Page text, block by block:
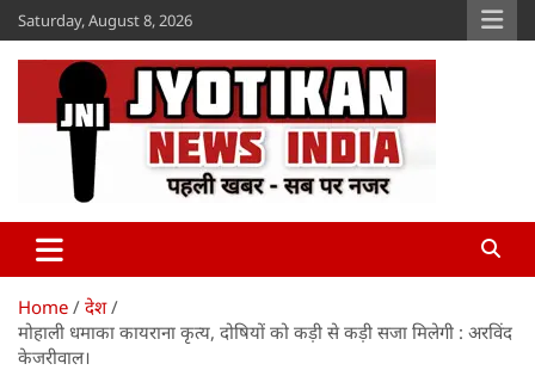
Skip
to
content
Saturday, August 8, 2026
Jyotikan
Home
देश
मोहाली धमाका कायराना कृत्य, दोषियों को कड़ी से कड़ी सजा मिलेगी : अरविंद
केजरीवाल।